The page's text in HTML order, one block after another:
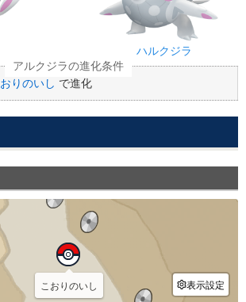
ハルクジラ
りのいし で進化